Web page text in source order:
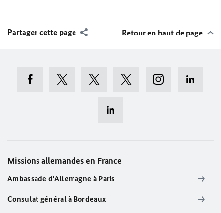
Partager cette page Retour en haut de page
Missions allemandes en France
Ambassade d'Allemagne à Paris
Consulat général à Bordeaux